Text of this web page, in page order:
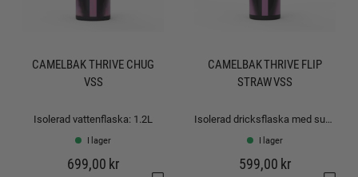
CAMELBAK THRIVE CHUG
VSS
Isolerad vattenflaska: 1.2L
I lager
699,00 kr
CAMELBAK THRIVE FLIP
STRAW VSS
Isolerad dricksflaska med sugrör: 0,75L
I lager
599,00 kr